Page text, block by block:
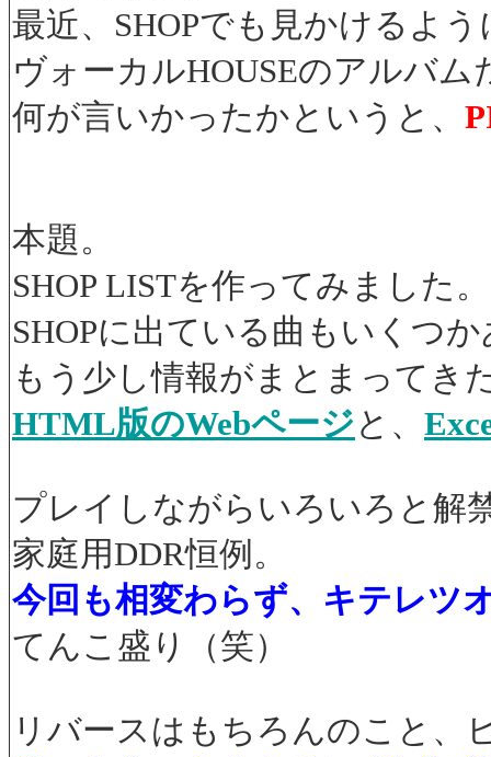
最近、SHOPでも見かけるよ
ヴォーカルHOUSEのアルバ
何が言いかったかというと、
本題。
SHOP LISTを作ってみました。
SHOPに出ている曲もいくつ
もう少し情報がまとまってき
HTML版のWebページ と、
プレイしながらいろいろと解
家庭用DDR恒例。
今回も相変わらず、キテレツ
てんこ盛り（笑）
リバースはもちろんのこと、